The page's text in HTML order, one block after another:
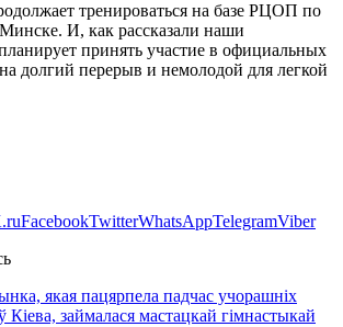
тренироваться на базе РЦОП по
И, как рассказали наши
принять участие в официальных
долгий перерыв и немолодой для легкой
FacebookTwitterWhatsAppTelegramViber
якая пацярпела падчас учорашніх
Кіева, займалася мастацкай гімнастыкай